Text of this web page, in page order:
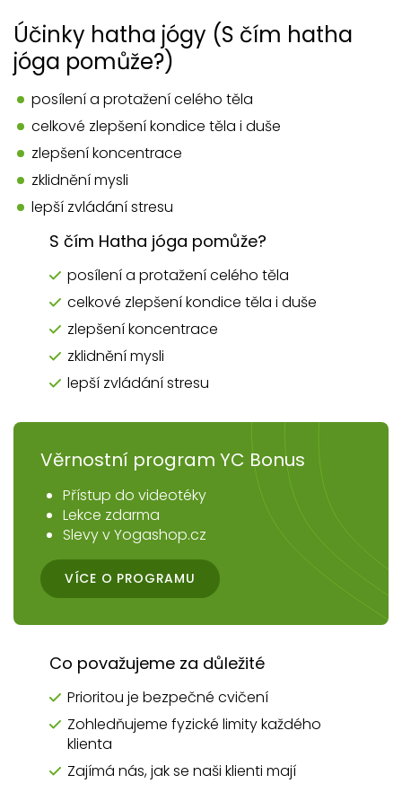
Účinky hatha jógy (S čím hatha
jóga pomůže?)
posílení a protažení celého těla
celkové zlepšení kondice těla i duše
zlepšení koncentrace
zklidnění mysli
lepší zvládání stresu
S čím Hatha jóga pomůže?
posílení a protažení celého těla
celkové zlepšení kondice těla i duše
zlepšení koncentrace
zklidnění mysli
lepší zvládání stresu
Věrnostní program YC Bonus
Přístup do videotéky
Lekce zdarma
Slevy v Yogashop.cz
VÍCE O PROGRAMU
Co považujeme za důležité
Prioritou je bezpečné cvičení
Zohledňujeme fyzické limity každého
klienta
Zajímá nás, jak se naši klienti mají